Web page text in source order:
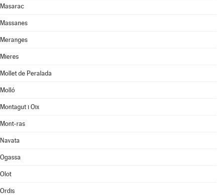
Masarac
Massanes
Meranges
Mieres
Mollet de Peralada
Molló
Montagut i Oix
Mont-ras
Navata
Ogassa
Olot
Ordis